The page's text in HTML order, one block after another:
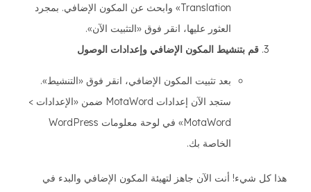
Translation» وابحث عن المكون الإضافي. بمجرد
العثور عليها، انقر فوق «التثبيت الآن».
قم بتنشيط المكون الإضافي وإعدادات الوصول
بعد تثبيت المكون الإضافي، انقر فوق «التنشيط».
ستجد الآن إعدادات MotaWord ضمن «الإعدادات >
MotaWord» في لوحة معلومات WordPress
الخاصة بك.
هذا كل شيء! أنت الآن جاهز لتهيئة المكون الإضافي والبدء في